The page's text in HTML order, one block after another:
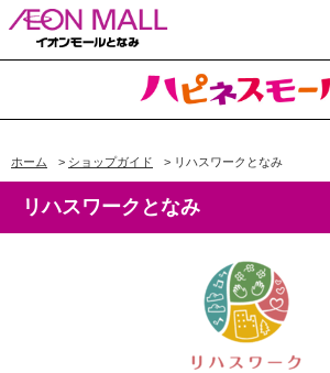
ホーム > ショップガイド > リハスワークとなみ
リハスワークとなみ